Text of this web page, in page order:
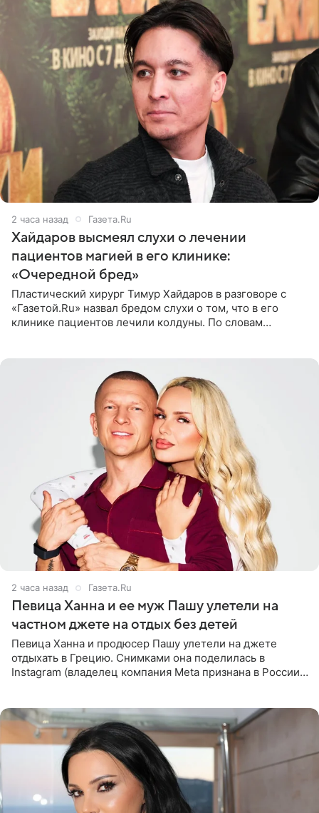
2 часа назад Газета.Ru
Хайдаров высмеял слухи о лечении
пациентов магией в его клинике:
«Очередной бред»
Пластический хирург Тимур Хайдаров в разговоре с
«Газетой.Ru» назвал бредом слухи о том, что в его
клинике пациентов лечили колдуны. По словам
2 часа назад Газета.Ru
Певица Ханна и ее муж Пашу улетели на
частном джете на отдых без детей
Певица Ханна и продюсер Пашу улетели на джете
отдыхать в Грецию. Снимками она поделилась в
Instagram (владелец компания Meta признана в России